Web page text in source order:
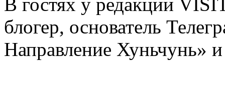
блогер, основатель
Направление Хуньчунь»